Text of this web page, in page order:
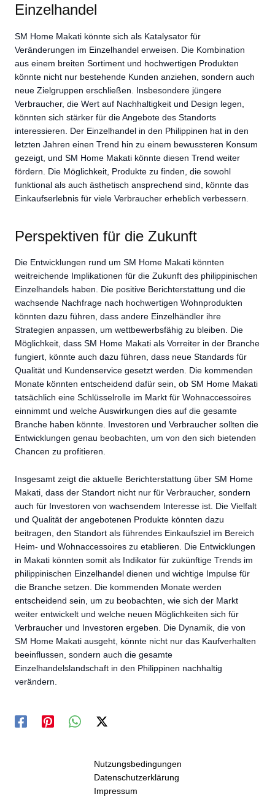
Einzelhandel
SM Home Makati könnte sich als Katalysator für
Veränderungen im Einzelhandel erweisen. Die Kombination
aus einem breiten Sortiment und hochwertigen Produkten
könnte nicht nur bestehende Kunden anziehen, sondern auch
neue Zielgruppen erschließen. Insbesondere jüngere
Verbraucher, die Wert auf Nachhaltigkeit und Design legen,
könnten sich stärker für die Angebote des Standorts
interessieren. Der Einzelhandel in den Philippinen hat in den
letzten Jahren einen Trend hin zu einem bewussteren Konsum
gezeigt, und SM Home Makati könnte diesen Trend weiter
fördern. Die Möglichkeit, Produkte zu finden, die sowohl
funktional als auch ästhetisch ansprechend sind, könnte das
Einkaufserlebnis für viele Verbraucher erheblich verbessern.
Perspektiven für die Zukunft
Die Entwicklungen rund um SM Home Makati könnten
weitreichende Implikationen für die Zukunft des philippinischen
Einzelhandels haben. Die positive Berichterstattung und die
wachsende Nachfrage nach hochwertigen Wohnprodukten
könnten dazu führen, dass andere Einzelhändler ihre
Strategien anpassen, um wettbewerbsfähig zu bleiben. Die
Möglichkeit, dass SM Home Makati als Vorreiter in der Branche
fungiert, könnte auch dazu führen, dass neue Standards für
Qualität und Kundenservice gesetzt werden. Die kommenden
Monate könnten entscheidend dafür sein, ob SM Home Makati
tatsächlich eine Schlüsselrolle im Markt für Wohnaccessoires
einnimmt und welche Auswirkungen dies auf die gesamte
Branche haben könnte. Investoren und Verbraucher sollten die
Entwicklungen genau beobachten, um von den sich bietenden
Chancen zu profitieren.
Insgesamt zeigt die aktuelle Berichterstattung über SM Home
Makati, dass der Standort nicht nur für Verbraucher, sondern
auch für Investoren von wachsendem Interesse ist. Die Vielfalt
und Qualität der angebotenen Produkte könnten dazu
beitragen, den Standort als führendes Einkaufsziel im Bereich
Heim- und Wohnaccessoires zu etablieren. Die Entwicklungen
in Makati könnten somit als Indikator für zukünftige Trends im
philippinischen Einzelhandel dienen und wichtige Impulse für
die Branche setzen. Die kommenden Monate werden
entscheidend sein, um zu beobachten, wie sich der Markt
weiter entwickelt und welche neuen Möglichkeiten sich für
Verbraucher und Investoren ergeben. Die Dynamik, die von
SM Home Makati ausgeht, könnte nicht nur das Kaufverhalten
beeinflussen, sondern auch die gesamte
Einzelhandelslandschaft in den Philippinen nachhaltig
verändern.
Nutzungsbedingungen
Datenschutzerklärung
Impressum